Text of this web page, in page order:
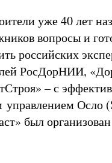
уже 40 лет
вопросы и
российских
РосДорНИИ,
– с
Осло
был